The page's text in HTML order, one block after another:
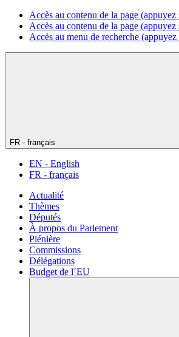
Accès au contenu de la page
Accès au contenu de la page
Accès au menu de recherche
FR - français
EN - English
FR - français
Actualité
Thèmes
Députés
À propos du Parlement
Plénière
Commissions
Délégations
Budget de l´EU